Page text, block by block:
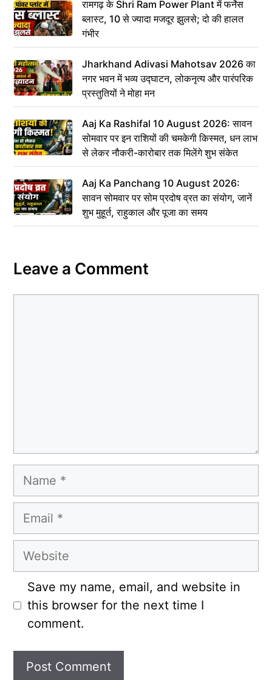
रामगढ़ के Shri Ram Power Plant में फर्नेस
ब्लास्ट, 10 से ज्यादा मजदूर झुलसे; दो की हालत
गंभीर
Jharkhand Adivasi Mahotsav 2026 का
नगर भवन में भव्य उद्घाटन, लोकनृत्य और पारंपरिक
प्रस्तुतियों ने मोहा मन
Aaj Ka Rashifal 10 August 2026: सावन
सोमवार पर इन राशियों की चमकेगी किस्मत, धन लाभ
से लेकर नौकरी-कारोबार तक मिलेंगे शुभ संकेत
Aaj Ka Panchang 10 August 2026:
सावन सोमवार पर सोम प्रदोष व्रत का संयोग, जानें
शुभ मुहूर्त, राहुकाल और पूजा का समय
Leave a Comment
Name
Email
Website
Save my name, email, and website in
this browser for the next time I
comment.